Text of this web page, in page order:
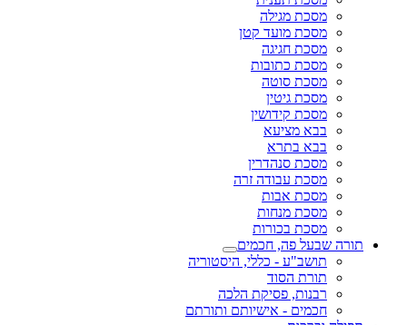
מסכת מגילה
מסכת מועד קטן
מסכת חגיגה
מסכת כתובות
מסכת סוטה
מסכת גיטין
מסכת קידושין
בבא מציעא
בבא בתרא
מסכת סנהדרין
מסכת עבודה זרה
מסכת אבות
מסכת מנחות
מסכת בכורות
תורה שבעל פה, חכמים
תושב"ע - כללי, היסטוריה
תורת הסוד
רבנות, פסיקת הלכה
חכמים - אישיותם ותורתם